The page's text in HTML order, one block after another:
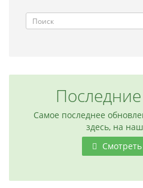
Самое последнее
здесь, на